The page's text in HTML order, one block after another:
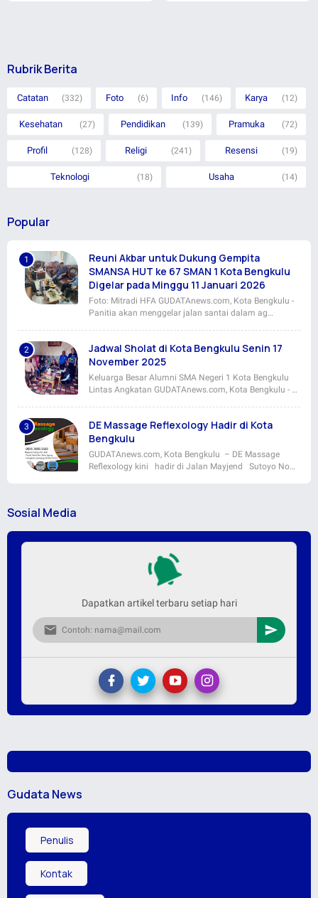
Rubrik Berita
Catatan (332) Foto (6) Info (146) Karya (12)
Kesehatan (27) Pendidikan (139) Pramuka (72)
Profil (128) Religi (241) Resensi (19)
Teknologi (18) Usaha (14)
Popular
Reuni Akbar untuk Dukung Gempita
SMANSA HUT ke 67 SMAN 1 Kota Bengkulu
Digelar pada Minggu 11 Januari 2026
Foto: Mitradi HFA GUDATAnews.com, Kota Bengkulu -
Panitia akan menggelar jalan santai dalam ag…
Jadwal Sholat di Kota Bengkulu Senin 17
November 2025
Keluarga Besar Alumni SMA Negeri 1 Kota Bengkulu
Lintas Angkatan GUDATAnews.com, Kota Bengkulu - …
DE Massage Reflexology Hadir di Kota
Bengkulu
GUDATAnews.com, Kota Bengkulu – DE Massage
Reflexology kini hadir di Jalan Mayjend Sutoyo No…
Sosial Media
Dapatkan artikel terbaru setiap hari
Gudata News
Penulis
Kontak